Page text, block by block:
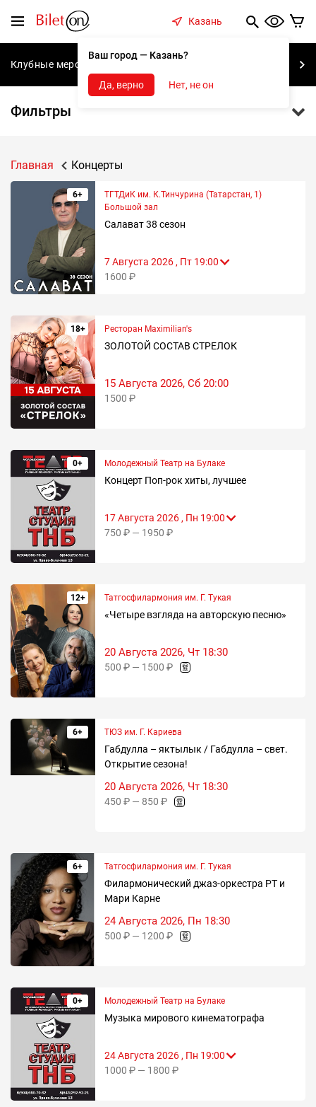
Меню
Казань
Ваш город — Казань?
Да, верно Нет, не он
Клубные мероприятия
Фильтры
Главная Концерты
6+
ТГТДиК им. К.Тинчурина (Татарстан, 1)
Большой зал
Салават 38 сезон
7 Августа 2026 , Пт 19:00
1600 ₽
18+ Ресторан Maximilian's
ЗОЛОТОЙ СОСТАВ СТРЕЛОК
15 Августа 2026, Сб 20:00
1500 ₽
0+ Молодежный Театр на Булаке
Концерт Поп-рок хиты, лучшее
17 Августа 2026 , Пн 19:00
750 ₽ — 1950 ₽
12+ Татгосфилармония им. Г. Тукая
«Четыре взгляда на авторскую песню»
20 Августа 2026, Чт 18:30
500 ₽ — 1500 ₽
6+ ТЮЗ им. Г. Кариева
Габдулла – яктылык / Габдулла – свет.
Открытие сезона!
20 Августа 2026, Чт 18:30
450 ₽ — 850 ₽
6+ Татгосфилармония им. Г. Тукая
Филармонический джаз-оркестра РТ и
Мари Карне
24 Августа 2026, Пн 18:30
500 ₽ — 1200 ₽
0+ Молодежный Театр на Булаке
Музыка мирового кинематографа
24 Августа 2026 , Пн 19:00
1000 ₽ — 1800 ₽